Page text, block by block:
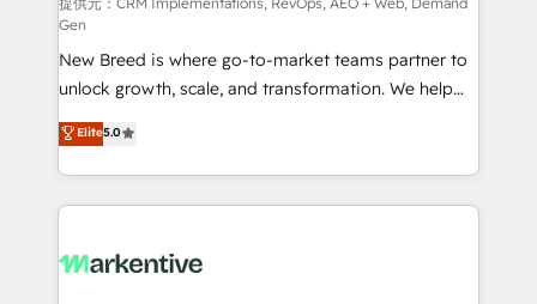
提供。 ▸ 既存CRM・MAからの移行支援：Salesforce・
Marketo・Pardot等からの移行、カスタム設計、履歴
データ移行と活用設計まで。 ▸ AEO対応：ChatGPT・
ンツとサイト構造を最適化。 🏆 なぜ100incを選ぶの
か？ ✓ HubSpot Eliteパートナー認定 ✓ HubSpotアワ
ード受賞・HUGリーダー ✓ ISO27001:2022 /
HubSpot大百科 出版 CRM・AI活用に関するご相談、現
performance advertising via Point Success Media. -
Expert deployment of Breeze AI and custom agents
to automate growth. 🏆 Elite Excellence - 8 platform
accreditations and deep HIPAA-compliance
expertise. - A team of 250+ experts dedicated to
your resilient growth.
Gen
New Breed is where go-to-market teams partner to
unlock growth, scale, and transformation. We help
companies activate HubSpot’s AI-powered
customer platform and operationalize HubSpot’s
Loop Marketing framework through expert-led
services, smart agents, and purpose-built apps,
results, fast. ⚙️CRM & RevOps: Align all Hubs to your
Elite5.0